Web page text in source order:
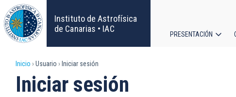
Pasar
al
contenido
principal
Instituto de Astrofísica
de Canarias • IAC
PRESENTACIÓN
Sobrescribir
enlaces
Inicio Usuario Iniciar sesión
Iniciar sesión